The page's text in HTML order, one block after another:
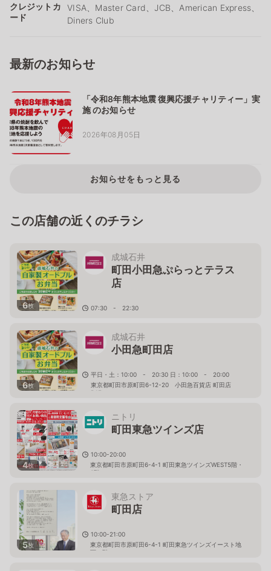
クレジットカ
ード
VISA、Master Card、JCB、American Express、
Diners Club
最新のお知らせ
「令和8年熊本地震 復興応援チャリティー」実
施 のお知らせ
2026年08月05日
お知らせをもっと見る
この店舗の近くのチラシ
6枚
成城石井
町田小田急ぷらっとテラス
店
07:30 - 22:30
6枚
成城石井
小田急町田店
平日・土：10:00 - 20:30 日：10:00 - 20:00
東京都町田市原町田6-12-20 小田急百貨店 町田店
B1F
4枚
ニトリ
町田東急ツインズ店
10:00-20:00
東京都町田市原町田6-4-1 町田東急ツインズWEST5階・
6階
5枚
東急ストア
町田店
10:00-21:00
東京都町田市原町田6-4-1 町田東急ツインズイースト地
下１階